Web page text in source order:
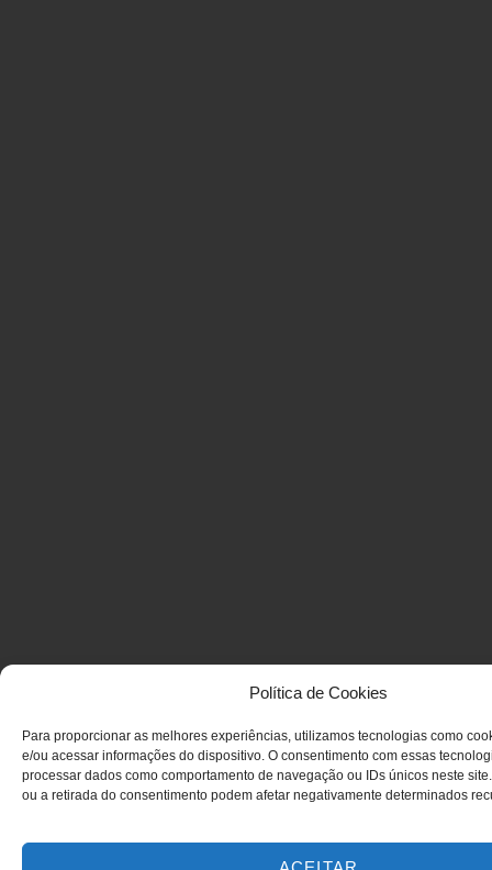
Política de Cookies
Para proporcionar as melhores experiências, utilizamos tecnologias como
e/ou acessar informações do dispositivo. O consentimento com essas
processar dados como comportamento de navegação ou IDs únicos neste
ou a retirada do consentimento podem afetar negativamente determinados